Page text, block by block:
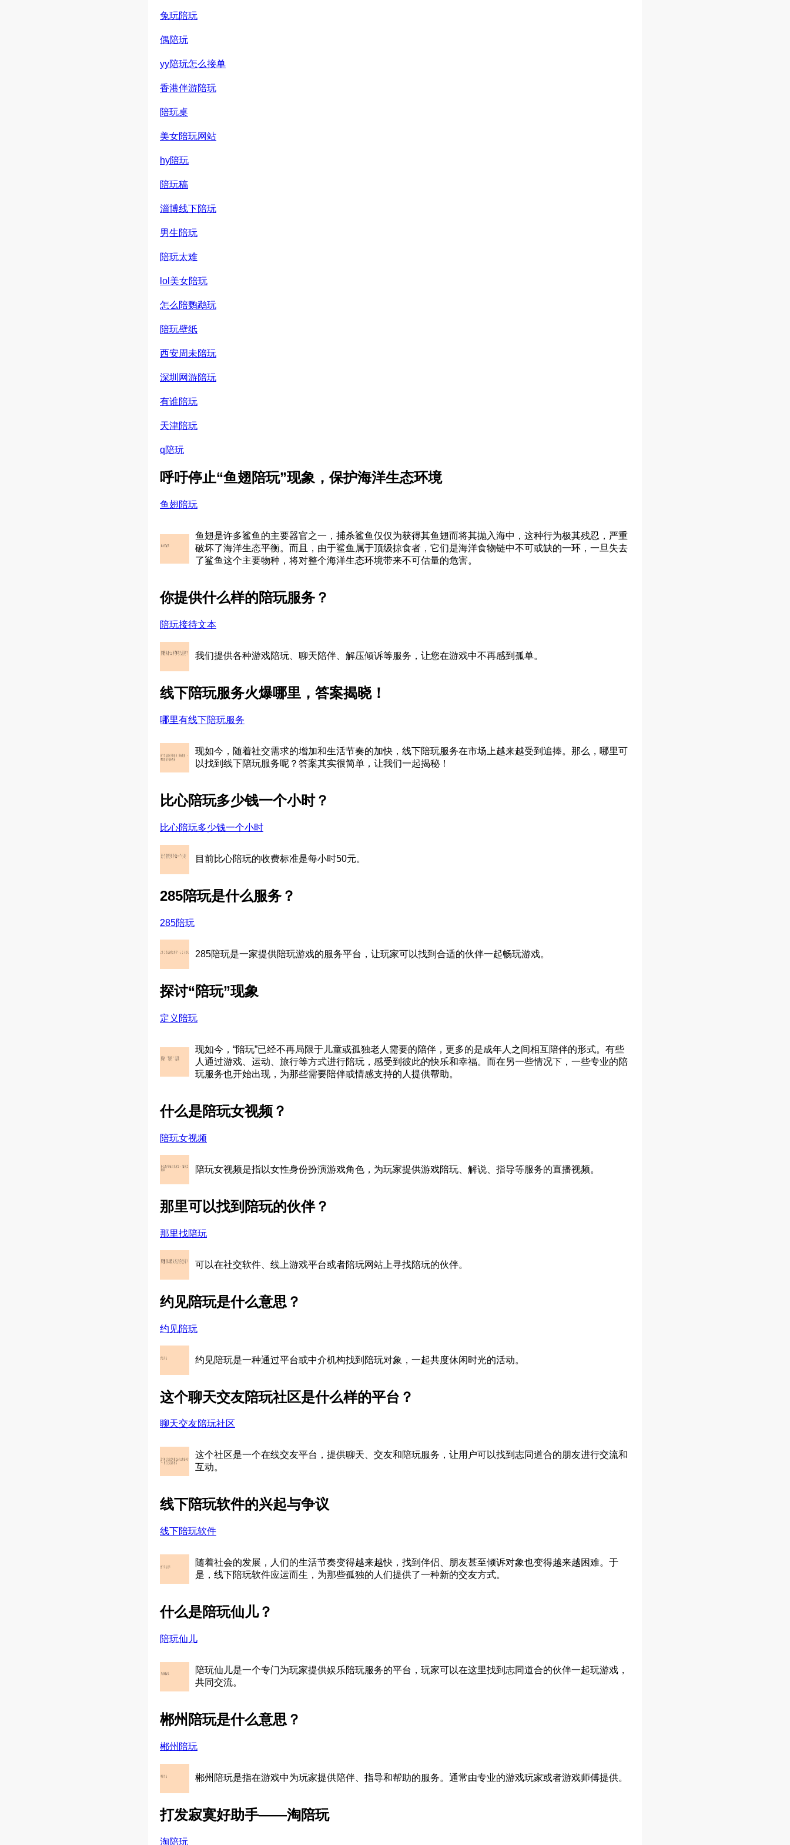
兔玩陪玩
偶陪玩
yy陪玩怎么接单
香港伴游陪玩
陪玩桌
美女陪玩网站
hy陪玩
陪玩稿
淄博线下陪玩
男生陪玩
陪玩太难
lol美女陪玩
怎么陪鹦鹉玩
陪玩壁纸
西安周未陪玩
深圳网游陪玩
有谁陪玩
天津陪玩
q陪玩
呼吁停止“鱼翅陪玩”现象，保护海洋生态环境
鱼翅陪玩
鱼翅是许多鲨鱼的主要器官之一，捕杀鲨鱼仅仅为获得其鱼翅而将其抛入海中，这种行为极其残忍，严重
破坏了海洋生态平衡。而且，由于鲨鱼属于顶级掠食者，它们是海洋食物链中不可或缺的一环，一旦失去
了鲨鱼这个主要物种，将对整个海洋生态环境带来不可估量的危害。
你提供什么样的陪玩服务？
陪玩接待文本
我们提供各种游戏陪玩、聊天陪伴、解压倾诉等服务，让您在游戏中不再感到孤单。
线下陪玩服务火爆哪里，答案揭晓！
哪里有线下陪玩服务
现如今，随着社交需求的增加和生活节奏的加快，线下陪玩服务在市场上越来越受到追捧。那么，哪里可
以找到线下陪玩服务呢？答案其实很简单，让我们一起揭秘！
比心陪玩多少钱一个小时？
比心陪玩多少钱一个小时
目前比心陪玩的收费标准是每小时50元。
285陪玩是什么服务？
285陪玩
285陪玩是一家提供陪玩游戏的服务平台，让玩家可以找到合适的伙伴一起畅玩游戏。
探讨“陪玩”现象
定义陪玩
现如今，“陪玩”已经不再局限于儿童或孤独老人需要的陪伴，更多的是成年人之间相互陪伴的形式。有些
人通过游戏、运动、旅行等方式进行陪玩，感受到彼此的快乐和幸福。而在另一些情况下，一些专业的陪
玩服务也开始出现，为那些需要陪伴或情感支持的人提供帮助。
什么是陪玩女视频？
陪玩女视频
陪玩女视频是指以女性身份扮演游戏角色，为玩家提供游戏陪玩、解说、指导等服务的直播视频。
那里可以找到陪玩的伙伴？
那里找陪玩
可以在社交软件、线上游戏平台或者陪玩网站上寻找陪玩的伙伴。
约见陪玩是什么意思？
约见陪玩
约见陪玩是一种通过平台或中介机构找到陪玩对象，一起共度休闲时光的活动。
这个聊天交友陪玩社区是什么样的平台？
聊天交友陪玩社区
这个社区是一个在线交友平台，提供聊天、交友和陪玩服务，让用户可以找到志同道合的朋友进行交流和
互动。
线下陪玩软件的兴起与争议
线下陪玩软件
随着社会的发展，人们的生活节奏变得越来越快，找到伴侣、朋友甚至倾诉对象也变得越来越困难。于
是，线下陪玩软件应运而生，为那些孤独的人们提供了一种新的交友方式。
什么是陪玩仙儿？
陪玩仙儿
陪玩仙儿是一个专门为玩家提供娱乐陪玩服务的平台，玩家可以在这里找到志同道合的伙伴一起玩游戏，
共同交流。
郴州陪玩是什么意思？
郴州陪玩
郴州陪玩是指在游戏中为玩家提供陪伴、指导和帮助的服务。通常由专业的游戏玩家或者游戏师傅提供。
打发寂寞好助手——淘陪玩
淘陪玩